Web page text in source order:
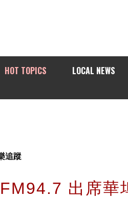
HOT TOPICS LOCAL NEWS
追蹤
FM94.7 出席華